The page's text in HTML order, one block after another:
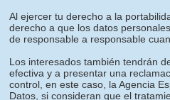
Al ejercer tu derecho a la
derecho a que los datos
de responsable a responsable
Los interesados también tendrán
efectiva y a presentar una
control, en este caso, la Agencia
Datos, si consideran que el